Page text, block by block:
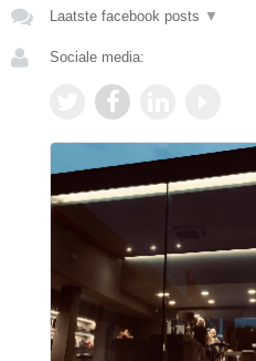
Laatste facebook posts ▼
Sociale media: